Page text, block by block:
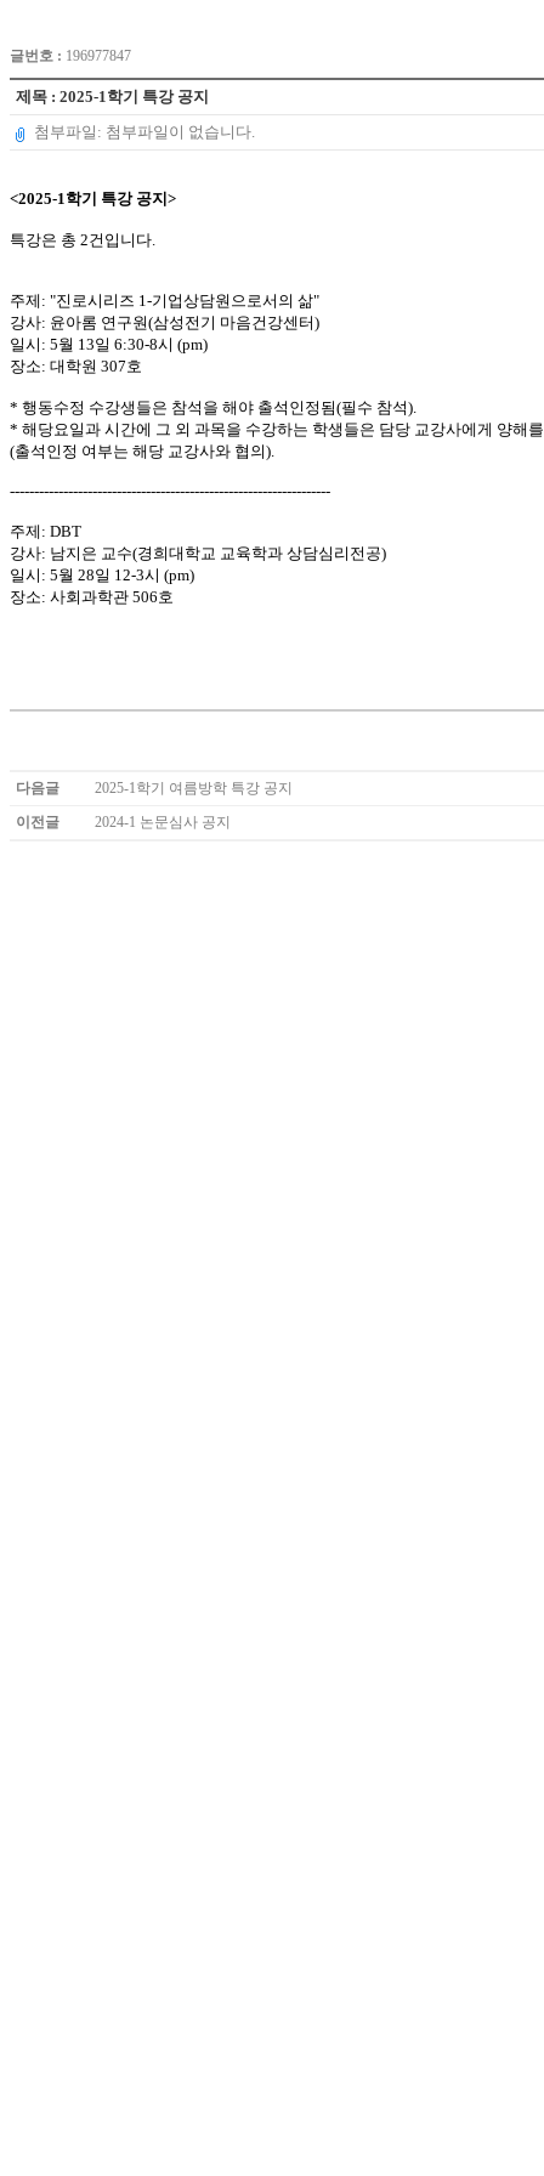
글번호 : 196977847
제목 : 2025-1학기 특강 공지
첨부파일: 첨부파일이 없습니다.
<2025-1학기 특강 공지>
특강은 총 2건입니다.
주제: "진로시리즈 1-기업상담원으로서의 삶"
강사: 윤아롬 연구원(삼성전기 마음건강센터)
일시: 5월 13일 6:30-8시 (pm)
장소: 대학원 307호
* 행동수정 수강생들은 참석을 해야 출석인정됨(필수 참석).
* 해당요일과 시간에 그 외 과목을 수강하는 학생들은 담당 교강사에게 양해
(출석인정 여부는 해당 교강사와 협의).
------------------------------------------------------------------
주제: DBT
강사: 남지은 교수(경희대학교 교육학과 상담심리전공)
일시: 5월 28일 12-3시 (pm)
장소: 사회과학관 506호
다음글
2025-1학기 여름방학 특강 공지
이전글
2024-1 논문심사 공지